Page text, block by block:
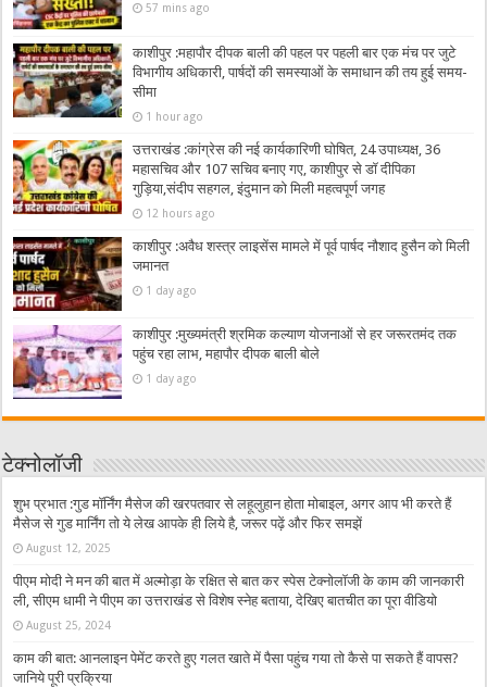
57 mins ago
काशीपुर :महापौर दीपक बाली की पहल पर पहली बार एक मंच पर जुटे
विभागीय अधिकारी, पार्षदों की समस्याओं के समाधान की तय हुई समय-
सीमा
1 hour ago
उत्तराखंड :कांग्रेस की नई कार्यकारिणी घोषित, 24 उपाध्यक्ष, 36
महासचिव और 107 सचिव बनाए गए, काशीपुर से डॉ दीपिका
गुड़िया,संदीप सहगल, इंदुमान को मिली महत्वपूर्ण जगह
12 hours ago
काशीपुर :अवैध शस्त्र लाइसेंस मामले में पूर्व पार्षद नौशाद हुसैन को मिली
जमानत
1 day ago
काशीपुर :मुख्यमंत्री श्रमिक कल्याण योजनाओं से हर जरूरतमंद तक
पहुंच रहा लाभ, महापौर दीपक बाली बोले
1 day ago
टेक्नोलॉजी
शुभ प्रभात :गुड मॉर्निंग मैसेज की खरपतवार से लहूलुहान होता मोबाइल, अगर आप भी करते हैं
मैसेज से गुड मार्निंग तो ये लेख आपके ही लिये है, जरूर पढ़ें और फिर समझें
August 12, 2025
पीएम मोदी ने मन की बात में अल्मोड़ा के रक्षित से बात कर स्पेस टेक्नोलॉजी के काम की जानकारी
ली, सीएम धामी ने पीएम का उत्तराखंड से विशेष स्नेह बताया, देखिए बातचीत का पूरा वीडियो
August 25, 2024
काम की बात: आनलाइन पेमेंट करते हुए गलत खाते में पैसा पहुंच गया तो कैसे पा सकते हैं वापस?
जानिये पूरी प्रक्रिया